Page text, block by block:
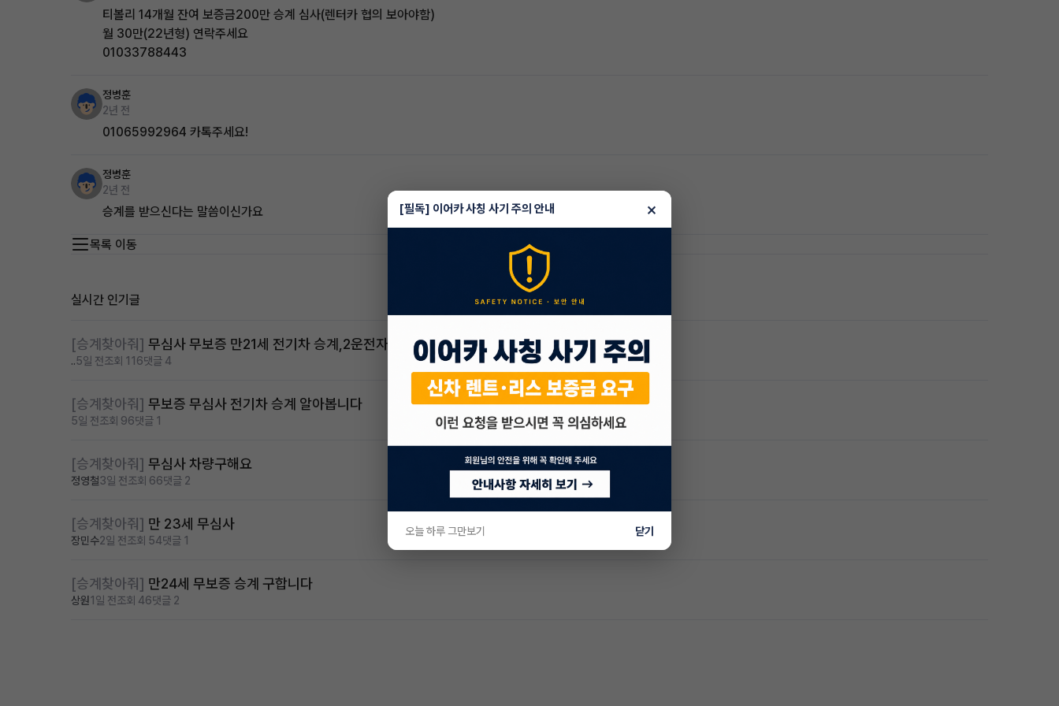
티볼리 14개월 잔여 보증금200만 승계 심사(렌터카 협의 보아야함)
월 30만(22년형) 연락주세요
01033788443
정병훈
2년 전
01065992964 카톡주세요!
정병훈
2년 전
승계를 받으신다는 말씀이신가요
목록 이동
실시간 인기글
[승계찾아줘] 무심사 무보증 만21세 전기차 승계,2운전자
..5일 전조회 116댓글 4
[승계찾아줘] 무보증 무심사 전기차 승계 알아봅니다
5일 전조회 96댓글 1
[승계찾아줘] 무심사 차량구해요
정영철3일 전조회 66댓글 2
[승계찾아줘] 만 23세 무심사
장민수2일 전조회 54댓글 1
[승계찾아줘] 만24세 무보증 승계 구합니다
상원1일 전조회 46댓글 2
[필독] 이어카 사칭 사기 주의 안내 ×
오늘 하루 그만보기 닫기